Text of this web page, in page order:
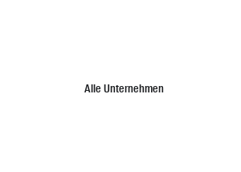
Alle Unternehmen